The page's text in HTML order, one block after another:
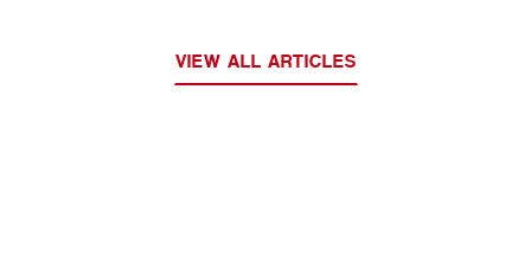
VIEW ALL ARTICLES